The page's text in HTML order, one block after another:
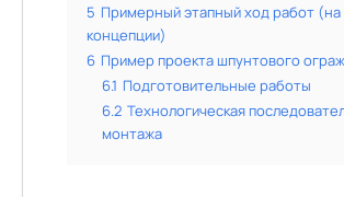
5 Примерный этапный ход работ (на
концепции)
6 Пример проекта шпунтового
6.1 Подготовительные работы
6.2 Технологическая
монтажа